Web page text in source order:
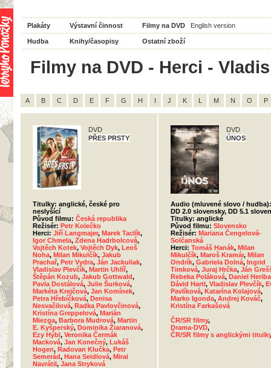
Plakáty Výstavní činnost Filmy na DVD English version
Hudba Knihy/časopisy Ostatní zboží
Filmy na DVD - Herci -
A B C D E F G H I J K L M N O P
DVD
PŘES PRSTY
Titulky: anglické, české pro
neslyšící
Původ filmu: Česká republika
Režisér: Petr Kolečko
Herci: Jiří Langmajer, Marek Taclík,
Igor Chmela, Zdena Hadrbolcová,
Vojtěch Kotek, Vojtěch Dyk, Leoš
Noha, Milan Mikulčík, Jakub
Prachař, Petr Vydra, Ján Jackuliak,
Vladislav Plevčík, Martin Uhlíř,
Štěpán Kozub, Jakub Gottwald,
Pavla Dostálová, Julie Šurková,
Markéta Krejčová, Jan Komínek,
Petra Hřebíčková, Denisa
Nesvačilová, Radka Pavlovčinová,
Kristína Greppelová, Marián
Miezga, Barbora Mudrová, Martin
E. Kyšperský, Dominika Žiaranová,
Ezy Hýbl, Veronika Čermák
Macková, Jan Konečný, Lukáš
Hogen, Radovan Klučka, Petr
Semerád, Hana Seidlová, Mirai
Navrátil, Jana Stryková
DVD
ÚNOS
Audio (mluvené slovo / hudba):
DD 2.0 slovensky, DD 5.1
Titulky: anglické
Původ filmu: Slovensko
Režisér: Mariana Čengelová-
Solčanská
Herci: Tomáš Hanák, Milan
Mikulčík, Maroš Kramár, Milan
Ondrík, Gabriela Dolná, Ingrid
Timková, Juraj Hrčka, Ján
Rebeka Poláková, Daniel
Dávid Hartl, Vladislav Plevčík,
Pavlíková, Katarína Kolajová,
Marko Igonda, Andrej Kováč,
Kristína Farkašová
ČR/SR filmy,
Drama-DVD,
ČR/SR filmy s anglickými